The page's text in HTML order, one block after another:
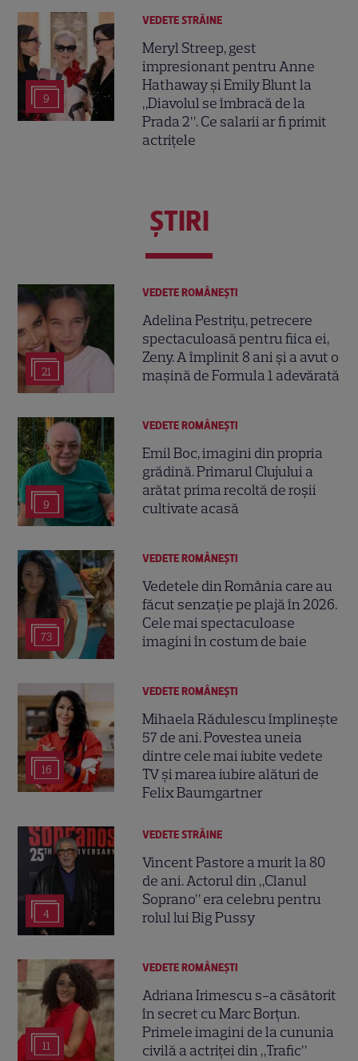
9
VEDETE STRĂINE
Meryl Streep, gest
impresionant pentru Anne
Hathaway și Emily Blunt la
„Diavolul se îmbracă de la
Prada 2”. Ce salarii ar fi primit
actrițele
ŞTIRI
21
VEDETE ROMÂNEŞTI
Adelina Pestrițu, petrecere
spectaculoasă pentru fiica ei,
Zeny. A împlinit 8 ani și a avut o
mașină de Formula 1 adevărată
9
VEDETE ROMÂNEŞTI
Emil Boc, imagini din propria
grădină. Primarul Clujului a
arătat prima recoltă de roșii
cultivate acasă
73
VEDETE ROMÂNEŞTI
Vedetele din România care au
făcut senzație pe plajă în 2026.
Cele mai spectaculoase
imagini în costum de baie
16
VEDETE ROMÂNEŞTI
Mihaela Rădulescu împlinește
57 de ani. Povestea uneia
dintre cele mai iubite vedete
TV și marea iubire alături de
Felix Baumgartner
4
VEDETE STRĂINE
Vincent Pastore a murit la 80
de ani. Actorul din „Clanul
Soprano” era celebru pentru
rolul lui Big Pussy
11
VEDETE ROMÂNEŞTI
Adriana Irimescu s-a căsătorit
în secret cu Marc Borțun.
Primele imagini de la cununia
civilă a actriței din „Trafic”